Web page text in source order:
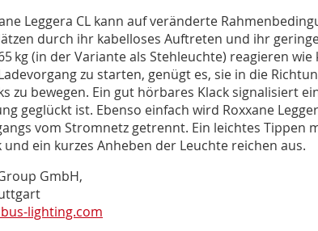
Leggera CL kann auf veränderte
durch ihr kabelloses Auftreten und ihr
kg (in der Variante als Stehleuchte) reagieren
zu starten, genügt es, sie in die
zu bewegen. Ein gut hörbares Klack signalisiert
geglückt ist. Ebenso einfach wird Roxxane
vom Stromnetz getrennt. Ein leichtes Tippen
und ein kurzes Anheben der Leuchte reichen aus.
GmbH,
lighting.com